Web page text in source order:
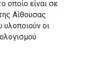
οποίο είναι σε
Αίθουσας
οι